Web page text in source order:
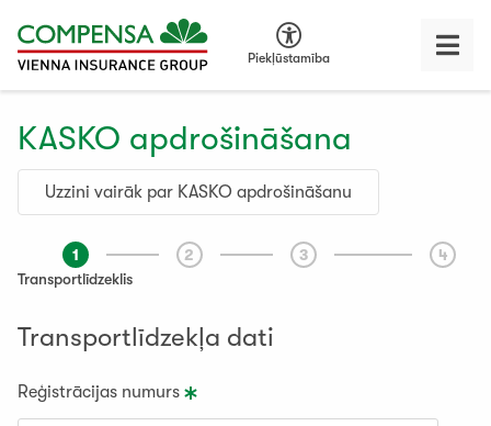
Piekļūstamība
KASKO apdrošināšana
Uzzini vairāk par KASKO apdrošināšanu
1
Transportlīdzeklis
2 3 4
Transportlīdzekļa dati
Reģistrācijas numurs